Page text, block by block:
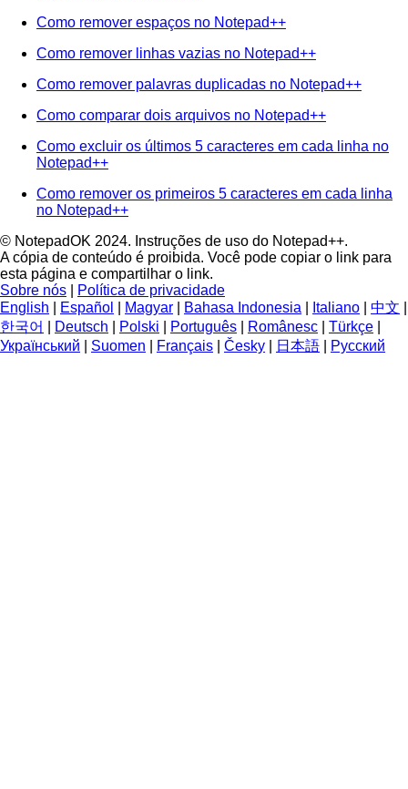
Como remover espaços no Notepad++
Como remover linhas vazias no Notepad++
Como remover palavras duplicadas no Notepad++
Como comparar dois arquivos no Notepad++
Como excluir os últimos 5 caracteres em cada linha no
Notepad++
Como remover os primeiros 5 caracteres em cada linha
no Notepad++
© NotepadOK 2024. Instruções de uso do Notepad++.
A cópia de conteúdo é proibida. Você pode copiar o link para
esta página e compartilhar o link.
Sobre nós
Política de privacidade
English
Español Magyar Bahasa Indonesia Italiano 中文
한국어
Deutsch Polski Português Românesc Türkçe
Український
Suomen Français Česky 日本語 Русский